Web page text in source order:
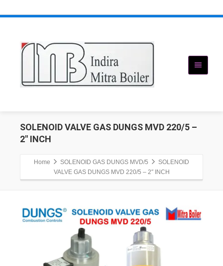
SOLENOID VALVE GAS DUNGS MVD 220/5 –
2″ INCH
Home SOLENOID GAS DUNGS MVD/5
SOLENOID
VALVE GAS DUNGS MVD 220/5 – 2″ INCH